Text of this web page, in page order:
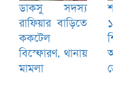
ডাকসু সদস্য
রাফিয়ার বাড়িতে
ককটেল
বিস্ফোরণ, থানায়
মামলা